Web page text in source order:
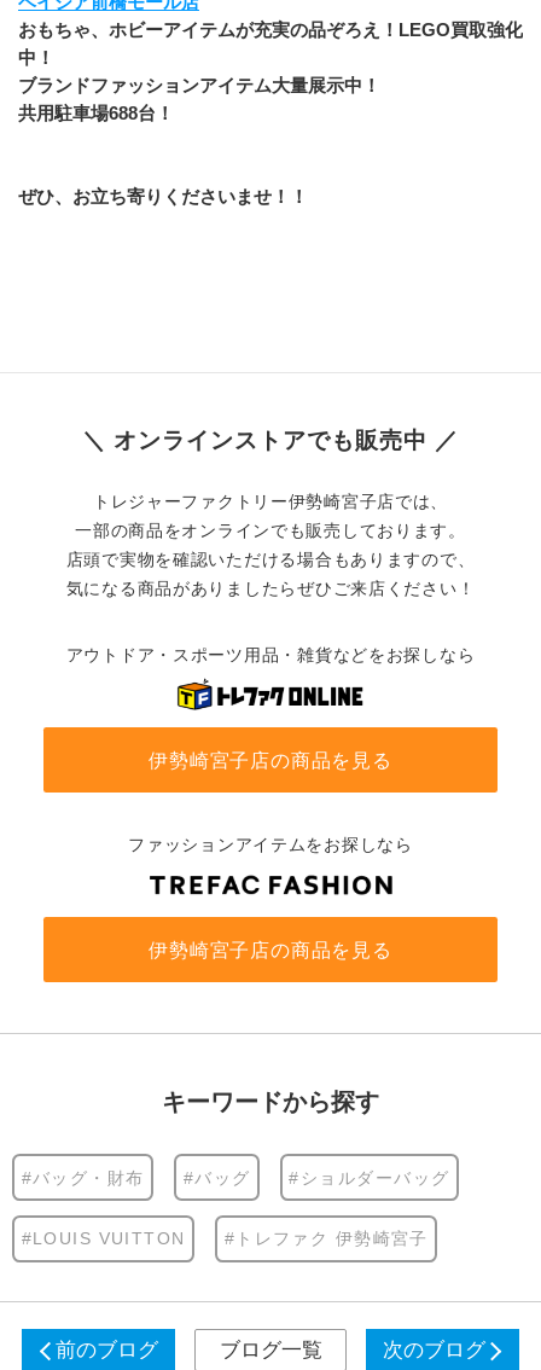
おもちゃ、ホビーアイテムが充実の品ぞろえ！LEGO買取強化
中！
ブランドファッションアイテム大量展示中！
共用駐車場688台！
ぜひ、お立ち寄りくださいませ！！
＼ オンラインストアでも販売中 ／
トレジャーファクトリー伊勢崎宮子店では、
一部の商品をオンラインでも販売しております。
店頭で実物を確認いただける場合もありますので、
気になる商品がありましたらぜひご来店ください！
アウトドア・スポーツ用品・雑貨などをお探しなら
伊勢崎宮子店の商品を見る
ファッションアイテムをお探しなら
伊勢崎宮子店の商品を見る
キーワードから探す
#バッグ・財布 #バッグ #ショルダーバッグ
#LOUIS VUITTON #トレファク 伊勢崎宮子
前のブログ ブログ一覧 次のブログ